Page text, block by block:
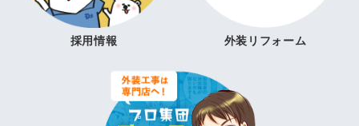
採用情報 外装リフォーム